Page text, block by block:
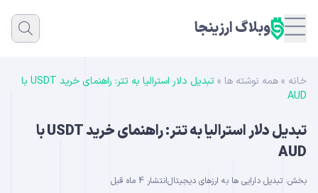
وبلاگ ارزینجا
خانه » همه نوشته ها »
تبدیل دلار استرالیا به تتر: راهنمای خرید USDT با
AUD
تبدیل دلار استرالیا به تتر: راهنمای خرید USDT با
AUD
بخش: تبدیل دارایی‌ ها به ارزهای دیجیتالانتشار 4 ماه قبل